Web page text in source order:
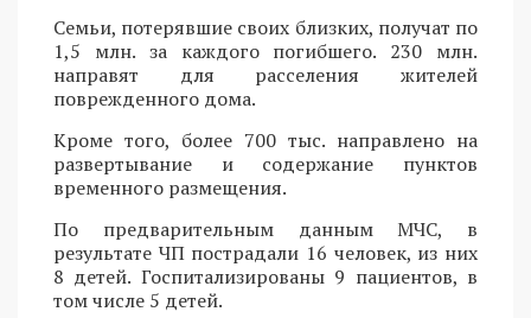
Семьи, потерявшие своих близких, получат по
1,5 млн. за каждого погибшего. 230 млн.
направят для расселения жителей
поврежденного дома.
Кроме того, более 700 тыс. направлено на
развертывание и содержание пунктов
временного размещения.
По предварительным данным МЧС, в
результате ЧП пострадали 16 человек, из них
8 детей. Госпитализированы 9 пациентов, в
том числе 5 детей.